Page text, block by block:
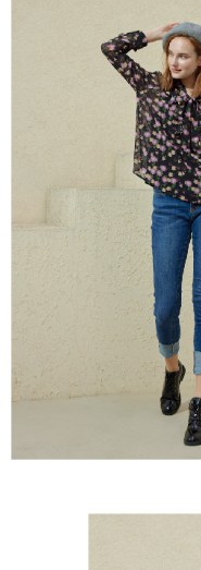
購買商品的店家。未經商家
後付繳納相關費用。
※ 交易是否成功請以「
是否繳費成功／繳費後需取
https://
１．透過由恩沛科技股份有
易，需依本服務之必要範圍
權轉讓予恩沛科技股份有限公
２．關於個人資料處理事宜，
https://aftee.tw/terms/#terms3
３．未成年的使用者請事先
「AFTEE先享後付」，若未
４．使用「AFTEE先享後付
時審查核予不同之上限額度
請求用戶進行身份認證。
５．嚴禁一人註冊多個帳號
恩沛科技股份有限公司將有
付款後7-11取貨---滿2000
每筆NT$60，滿NT$2,000(
宅配-滿2000元免運
每筆NT$120，滿